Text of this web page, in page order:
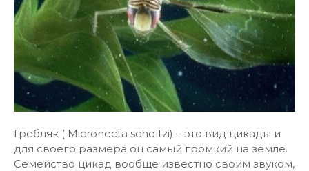
Гребляк ( Micronecta scholtzi) – это вид цикады и
для своего размера он самый громкий на земле.
Семейство цикад вообще известно своим звуком,